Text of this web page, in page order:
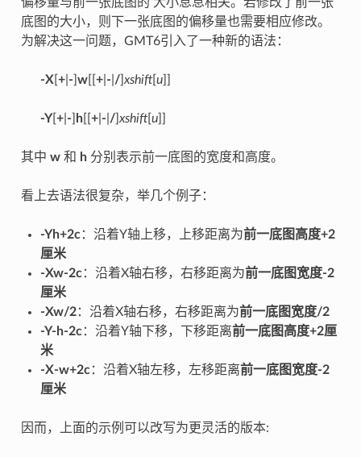
底图的大小，则下一张底图的偏移量也需要相应修改。
为解决这一问题，GMT6引入了一种新的语法：
-X +| - w[[ +| - /] xshift[ u]]
-Y[ +| - h[[ +| - /] xshift[ u]]
其中 w和 h分别表示前一底图的宽度和高度。
看上去语法很复杂，举几个例子：
-Yh+2c：沿着Y轴上移，上移距离为前一底图高度+2
厘米
-Xw-2c：沿着X轴右移，右移距离为前一底图宽度-2
厘米
-Xw/2：沿着X轴右移，右移距离为前一底图宽度/2
-Y-h-2c：沿着Y轴下移，下移距离前一底图高度+2厘
米
-X-w+2c：沿着X轴左移，左移距离前一底图宽度-2
厘米
因而，上面的示例可以改写为更灵活的版本: